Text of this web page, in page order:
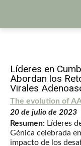
Líderes en
Abordan los
Virales
The evolution of
20 de julio de 2023
Resumen: Líderes
Génica celebrada
impacto de los